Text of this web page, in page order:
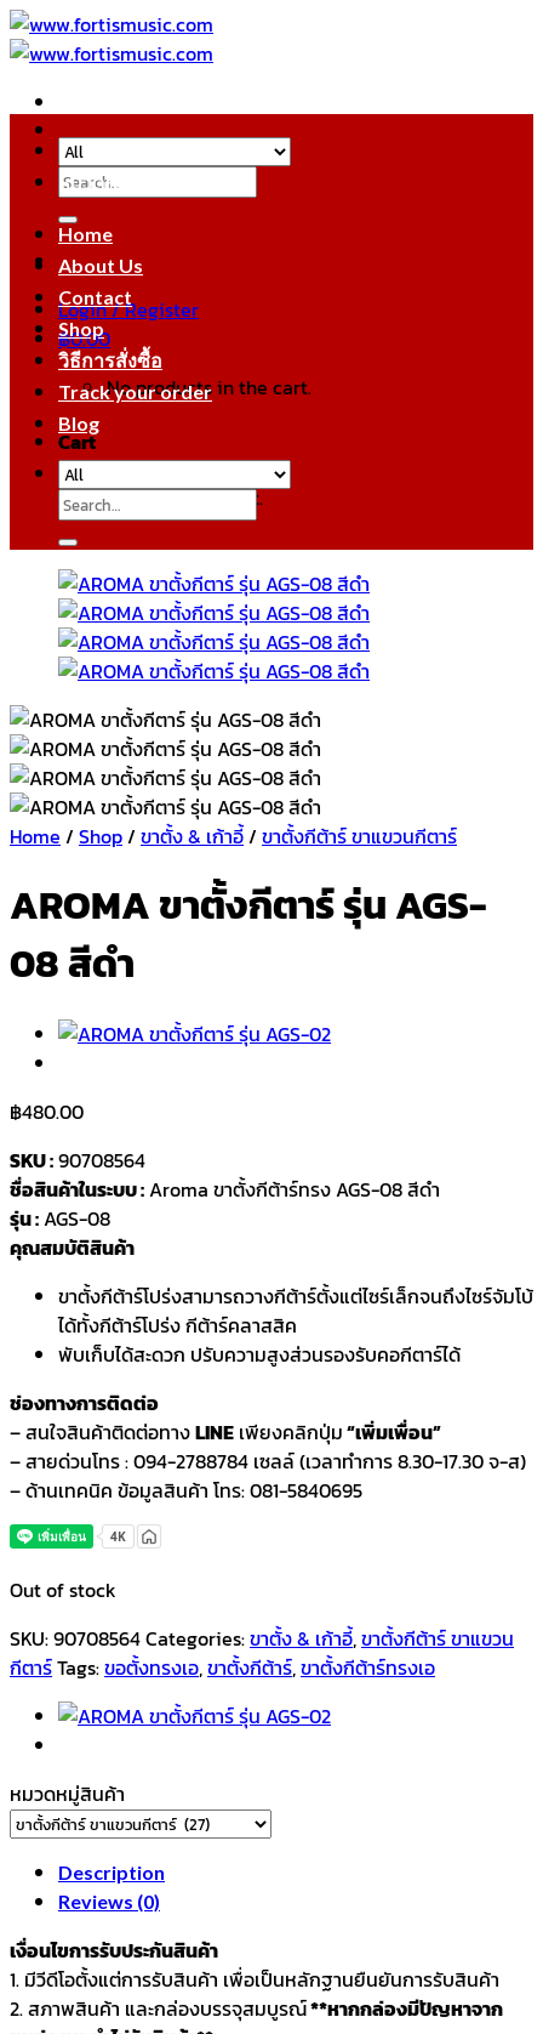
Skip
to
Search
for:
Login / Register
฿0.00
No products in the cart.
Cart
No products in the cart.
หมวดหมู่สินค้า
Home
About Us
Contact
Shop
วิธีการสั่งซื้อ
Track your order
Blog
Search
for:
Home / Shop/ ขาตั้ง & เก้าอี้/ ขาตั้งกีต้าร์ ขาแขวนกีตาร์
AROMA ขาตั้งกีตาร์ รุ่น AGS-
08 สีดำ
฿480.00
SKU :90708564
ชื่อสินค้าในระบบ :Aroma ขาตั้งกีต้าร์ทรง AGS-08 สีดำ
รุ่น :AGS-08
คุณสมบัติสินค้า
ขาตั้งกีต้าร์โปร่งสามารถวางกีต้าร์ตั้งแต่ไซร์เล็กจนถึงไซร์จัมโบ้
ได้ทั้งกีต้าร์โปร่ง กีต้าร์คลาสสิค
พับเก็บได้สะดวก ปรับความสูงส่วนรองรับคอกีตาร์ได้
ช่องทางการติดต่อ
– สนใจสินค้าติดต่อทางLINE เพียงคลิกปุ่ม“เพิ่มเพื่อน”
– สายด่วนโทร : 094-2788784 เซลล์ (เวลาทำการ 8.30-17.30 จ-ส)
– ด้านเทคนิค ข้อมูลสินค้า โทร: 081-5840695
Out of stock
SKU:90708564Categories:ขาตั้ง & เก้าอี้,ขาตั้งกีต้าร์ ขาแขวน
กีตาร์Tags:ขอตั้งทรงเอ,ขาตั้งกีต้าร์,ขาตั้งกีต้าร์ทรงเอ
หมวดหมู่สินค้า
Description
Reviews (0)
เงื่อนไขการรับประกันสินค้า
1. มีวีดีโอตั้งแต่การรับสินค้า เพื่อเป็นหลักฐานยืนยันการรับสินค้า
2. สภาพสินค้า และกล่องบรรจุสมบูรณ์**หากกล่องมีปัญหาจาก